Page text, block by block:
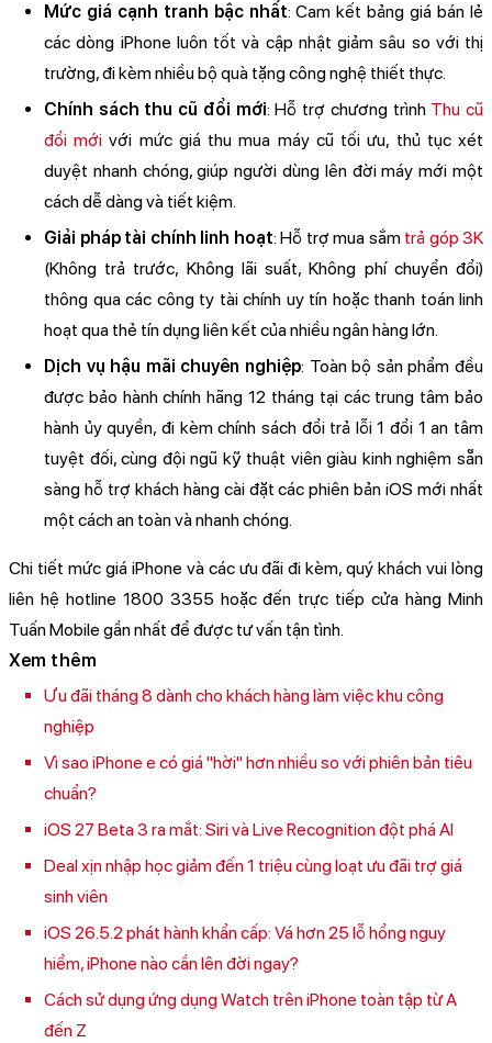
Mức giá cạnh tranh bậc nhất: Cam kết bảng giá bán lẻ
các dòng iPhone luôn tốt và cập nhật giảm sâu so với thị
trường, đi kèm nhiều bộ quà tặng công nghệ thiết thực.
Chính sách thu cũ đổi mới: Hỗ trợ chương trình Thu cũ
đổi mới với mức giá thu mua máy cũ tối ưu, thủ tục xét
duyệt nhanh chóng, giúp người dùng lên đời máy mới một
cách dễ dàng và tiết kiệm.
Giải pháp tài chính linh hoạt: Hỗ trợ mua sắm trả góp 3K
(Không trả trước, Không lãi suất, Không phí chuyển đổi)
thông qua các công ty tài chính uy tín hoặc thanh toán linh
hoạt qua thẻ tín dụng liên kết của nhiều ngân hàng lớn.
Dịch vụ hậu mãi chuyên nghiệp: Toàn bộ sản phẩm đều
được bảo hành chính hãng 12 tháng tại các trung tâm bảo
hành ủy quyền, đi kèm chính sách đổi trả lỗi 1 đổi 1 an tâm
tuyệt đối, cùng đội ngũ kỹ thuật viên giàu kinh nghiệm sẵn
sàng hỗ trợ khách hàng cài đặt các phiên bản iOS mới nhất
một cách an toàn và nhanh chóng.
Chi tiết mức giá iPhone và các ưu đãi đi kèm, quý khách vui lòng
liên hệ hotline 1800 3355 hoặc đến trực tiếp cửa hàng Minh
Tuấn Mobile gần nhất để được tư vấn tận tình.
Xem thêm
Ưu đãi tháng 8 dành cho khách hàng làm việc khu công
nghiệp
Vì sao iPhone e có giá "hời" hơn nhiều so với phiên bản tiêu
chuẩn?
iOS 27 Beta 3 ra mắt: Siri và Live Recognition đột phá AI
Deal xịn nhập học giảm đến 1 triệu cùng loạt ưu đãi trợ giá
sinh viên
iOS 26.5.2 phát hành khẩn cấp: Vá hơn 25 lỗ hổng nguy
hiểm, iPhone nào cần lên đời ngay?
Cách sử dụng ứng dụng Watch trên iPhone toàn tập từ A
đến Z